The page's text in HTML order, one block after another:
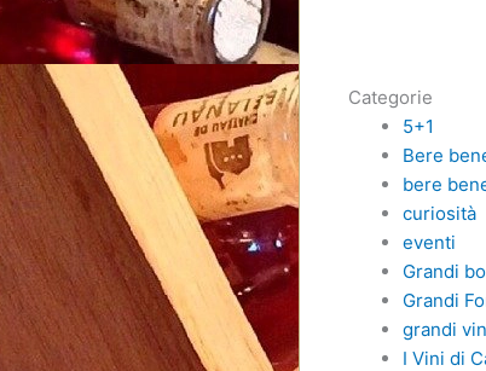
Categorie
5+1
Bere
bere
curiosità
eventi
Grandi
Grandi
grandi
I Vini di